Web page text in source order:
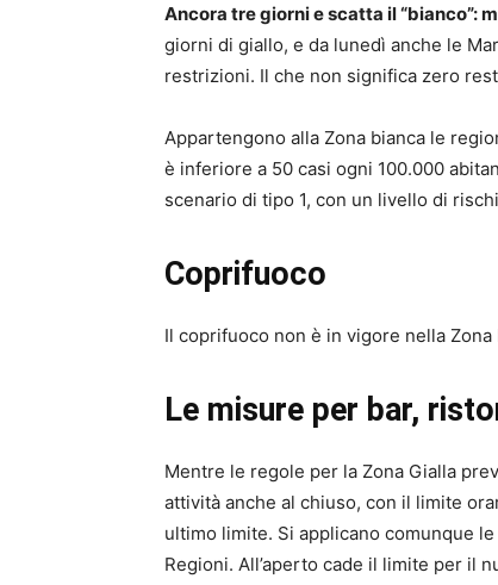
Ancora tre giorni e scatta il “bianco”:
giorni di giallo, e da lunedì anche le
restrizioni. Il che non significa zero
Appartengono alla Zona bianca le
è inferiore a 50 casi ogni 100.000
scenario di tipo 1, con un livello di
Coprifuoco
Il coprifuoco non è in vigore nella Zona
Le misure per bar,
Mentre le regole per la Zona Gialla
attività anche al chiuso, con il limite
ultimo limite. Si applicano comunque
Regioni. All’aperto cade il limite per il